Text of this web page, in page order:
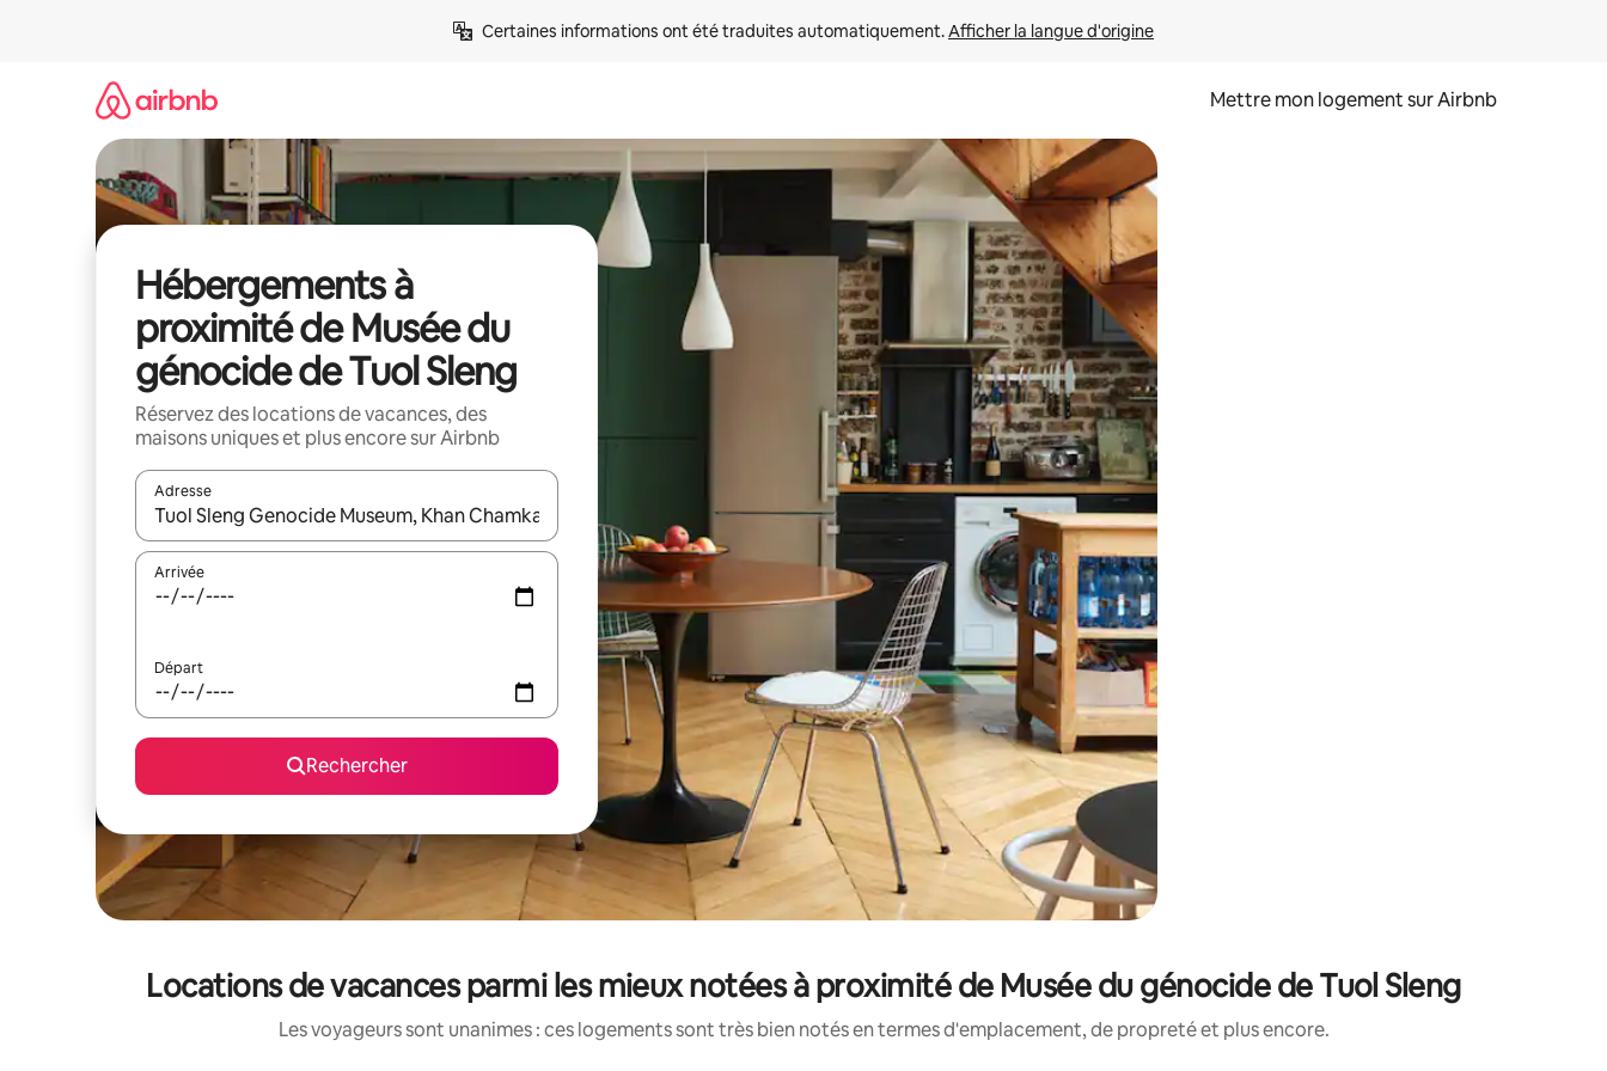
Certaines informations ont été traduites automatiquement. Afficher la langue d'origine
Mettre mon logement sur Airbnb
Hébergements à
proximité de Musée du
génocide de Tuol Sleng
Réservez des locations de vacances, des
maisons uniques et plus encore sur Airbnb
Adresse
Lorsque les résultats s'affichent, utilisez les flèches vers le haut et vers le bas pour les parcourir ou en appuyant et en faisant glisser.
Arrivée
Départ
Rechercher
Locations de vacances parmi les mieux notées à proximité de Musée du génocide de Tuol Sleng
Les voyageurs sont unanimes : ces logements sont très bien notés en termes d'emplacement, de propreté et plus encore.